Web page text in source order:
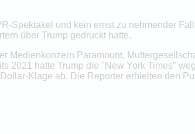
Spektakel und kein ernst zu nehmender
über Trump gedruckt hatte.
Medienkonzern Paramount,
2021 hatte Trump die "New York Times"
Klage ab. Die Reporter erhielten den